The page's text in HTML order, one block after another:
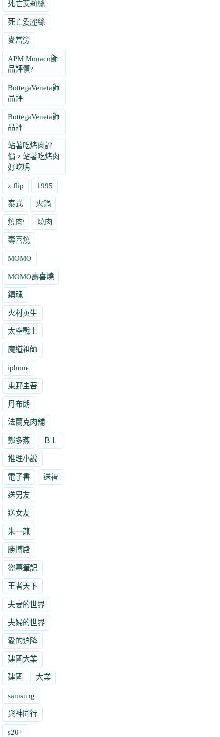
死亡艾莉絲
死亡愛麗絲
麥當勞
APM Monaco飾
品評價?
BottegaVeneta飾
品評
BottegaVeneta飾
品評
站著吃烤肉評
價，站著吃烤肉
好吃嗎
z flip 1995
泰式 火鍋
燒肉' 燒肉
壽喜燒
MOMO
MOMO壽喜燒
鎮魂
火村英生
太空戰士
魔道祖師
iphone
東野圭吾
丹布朗
法蘭克肉舖
鄭多燕 ＢＬ
推理小說
電子書 送禮
送男友
送女友
朱一龍
勝博殿
盜墓筆記
王者天下
夫妻的世界
夫婦的世界
愛的迫降
建國大業
建國 大業
samsung
與神同行
s20+